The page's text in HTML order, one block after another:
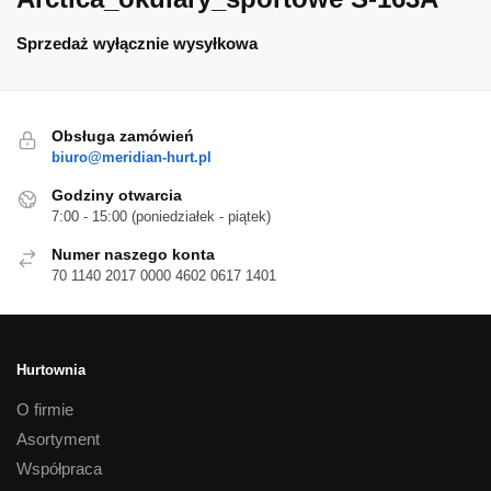
Sprzedaż wyłącznie wysyłkowa
Obsługa zamówień
biuro@meridian-hurt.pl
Godziny otwarcia
7:00 - 15:00 (poniedziałek - piątek)
Numer naszego konta
70 1140 2017 0000 4602 0617 1401
Hurtownia
O firmie
Asortyment
Współpraca